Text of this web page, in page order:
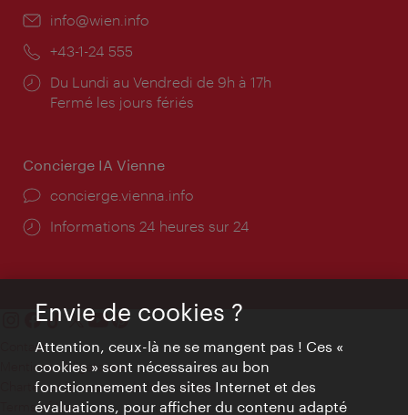
E-
info@wien.info
Téléphone:
+43-1-24 555
Horaires
d'ouverture:
Du Lundi au Vendredi de 9h à 17h
Fermé les jours fériés
Concierge IA Vienne
Ort:
concierge.vienna.info
Öffnungszeiten:
Informations 24 heures sur 24
Contact
Mentions obligatoires
Charte sur le respect de la vie privée
Terms of Use
Envie de cookies ?
Attention, ceux-là ne se mangent pas ! Ces «
cookies » sont nécessaires au bon
fonctionnement des sites Internet et des
évaluations, pour afficher du contenu adapté